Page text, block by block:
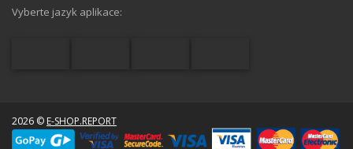
Vyberte jazyk aplikace:
2026 © E-SHOP.REPORT